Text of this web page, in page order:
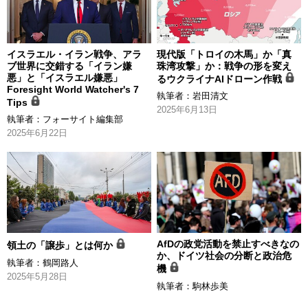
イスラエル・イラン戦争、アラ
ブ世界に交錯する「イラン嫌
悪」と「イスラエル嫌悪」
Foresight World Watcher's 7
Tips
執筆者： フォーサイト編集部
2025年6月22日
現代版「トロイの木馬」か「真
珠湾攻撃」か：戦争の形を変え
るウクライナAIドローン作戦
執筆者：岩田清文
2025年6月13日
領土の「譲歩」とは何か
執筆者： 鶴岡路人
2025年5月28日
AfDの政党活動を禁止すべきなの
か、ドイツ社会の分断と政治危
機
執筆者：駒林歩美